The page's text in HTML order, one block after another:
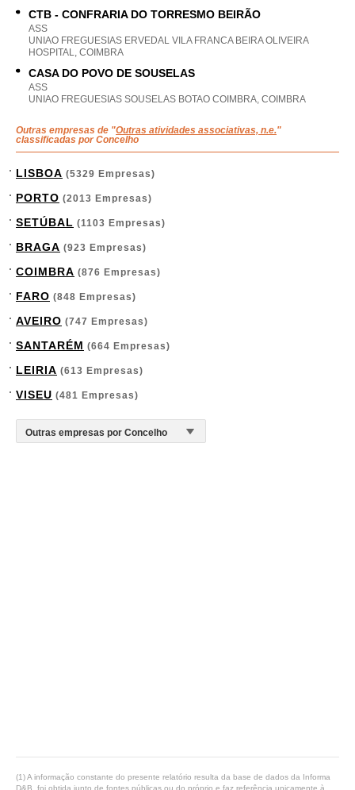
CTB - CONFRARIA DO TORRESMO BEIRÃO
ASS
UNIAO FREGUESIAS ERVEDAL VILA FRANCA BEIRA OLIVEIRA
HOSPITAL, COIMBRA
CASA DO POVO DE SOUSELAS
ASS
UNIAO FREGUESIAS SOUSELAS BOTAO COIMBRA, COIMBRA
Outras empresas de "Outras atividades associativas, n.e."
classificadas por Concelho
LISBOA (5329 Empresas)
PORTO (2013 Empresas)
SETÚBAL (1103 Empresas)
BRAGA (923 Empresas)
COIMBRA (876 Empresas)
FARO (848 Empresas)
AVEIRO (747 Empresas)
SANTARÉM (664 Empresas)
LEIRIA (613 Empresas)
VISEU (481 Empresas)
(1) A informação constante do presente relatório resulta da base de dados da Informa
D&B, foi obtida junto de fontes públicas ou do próprio e faz referência unicamente à